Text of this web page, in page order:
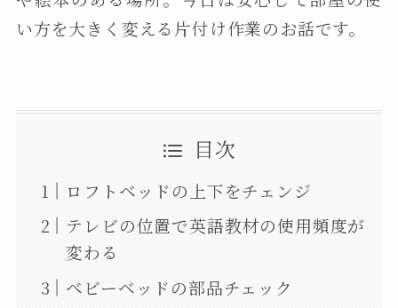
い方を大きく変える片付け作業のお話です。
目次
ロフトベッドの上下をチェンジ
テレビの位置で英語教材の使用頻度が
変わる
ベビーベッドの部品チェック